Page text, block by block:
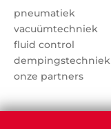
pneumatiek
vacuümtechniek
fluid control
dempingstechniek
onze partners